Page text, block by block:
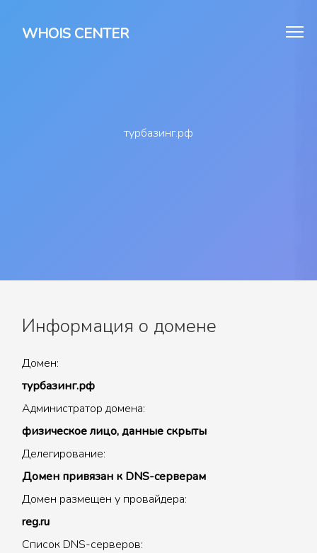
WHOIS CENTER
турбазинг.рф
Информация о домене
Домен:
турбазинг.рф
Администратор домена:
физическое лицо, данные скрыты
Делегирование:
Домен привязан к DNS-серверам
Домен размещен у провайдера:
reg.ru
Список DNS-серверов: